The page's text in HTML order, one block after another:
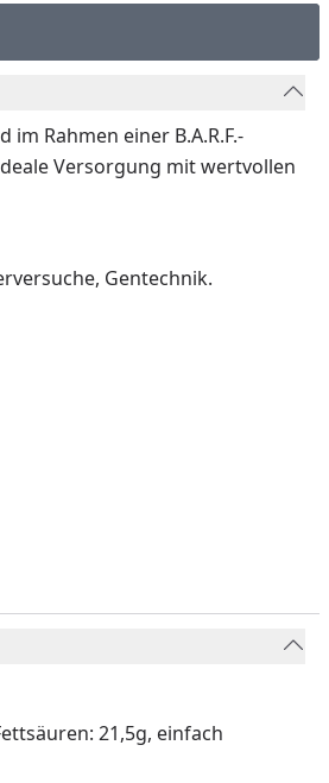
Rahmen einer B.A.R.F.-
Versorgung mit wertvollen
Gentechnik.
21,5g, einfach